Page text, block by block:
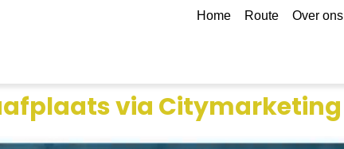
Home Route Over ons
via Citymarketing